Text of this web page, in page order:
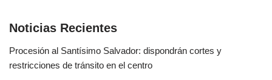
Noticias Recientes
Procesión al Santísimo Salvador: dispondrán cortes y
restricciones de tránsito en el centro